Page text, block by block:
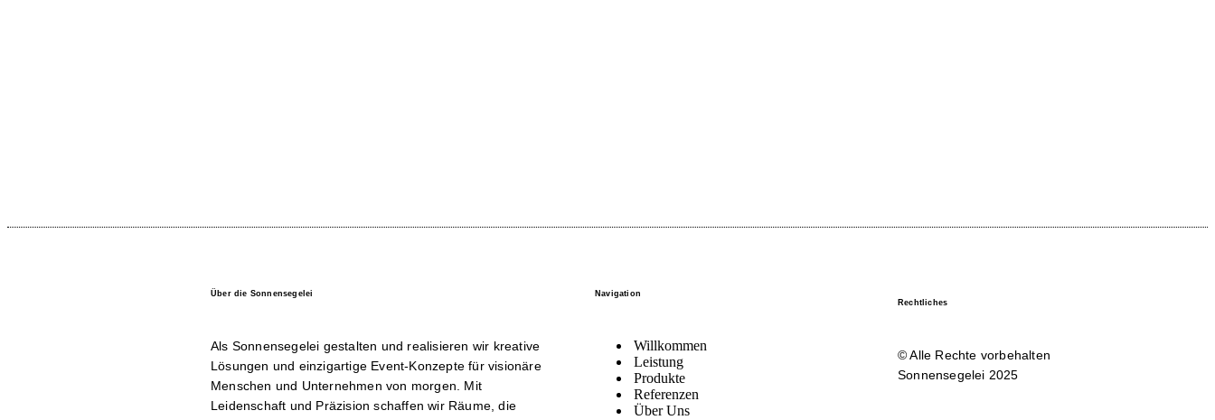
Über die Sonnensegelei
Als Sonnensegelei gestalten und realisieren wir kreative
Lösungen und einzigartige Event-Konzepte für visionäre
Menschen und Unternehmen von morgen. Mit
Leidenschaft und Präzision schaffen wir Räume, die
Navigation
Willkommen
Leistung
Produkte
Referenzen
Über Uns
Rechtliches
© Alle Rechte vorbehalten
Sonnensegelei 2025